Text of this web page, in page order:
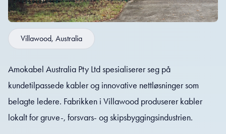
Villawood, Australia
Amokabel Australia Pty Ltd spesialiserer seg på
kundetilpassede kabler og innovative nettløsninger som
belagte ledere. Fabrikken i Villawood produserer kabler
lokalt for gruve-, forsvars- og skipsbyggingsindustrien.